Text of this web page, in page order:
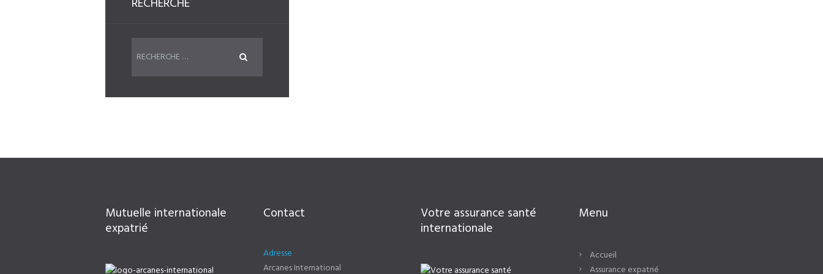
Mutuelle internationale
expatrié
Contact
Adresse
Arcanes International
Votre assurance santé
internationale
Menu
Accueil
Assurance expatrié